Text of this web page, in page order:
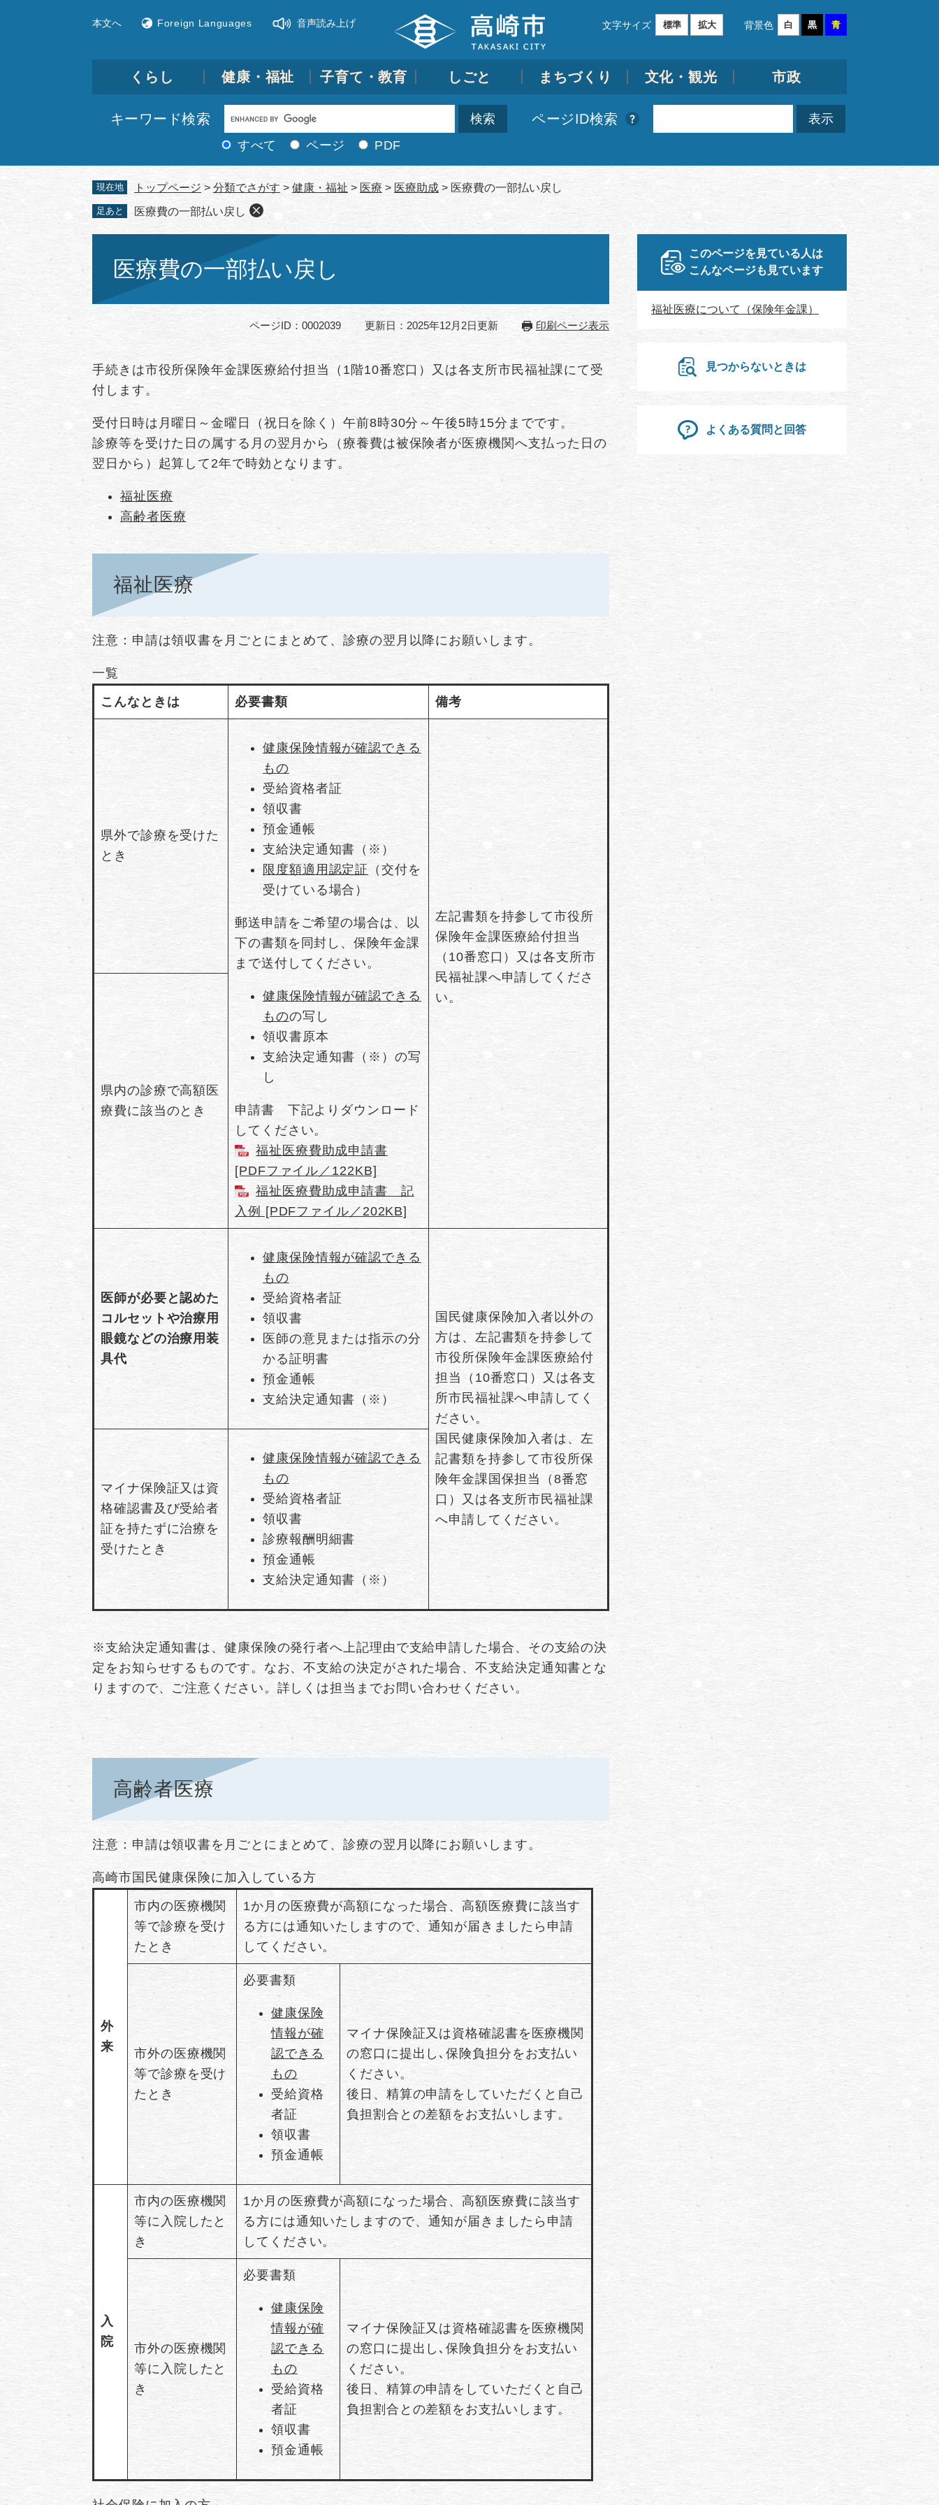
本文へ Foreign Languages 音声読み上げ 文字サイズ 標準 拡大 背景色 白 黒 青
くらし 健康・福祉 子育て・教育 しごと まちづくり 文化・観光 市政
キーワード検索
Google
カ
検
すべて ページ PDF
ページID検索
現在地 トップページ > 分類でさがす > 健康・福祉 > 医療 > 医療助成 > 医療費の一部払い戻し
足あと 医療費の一部払い戻し
医療費の一部払い戻し
ページID：0002039 更新日：2025年12月2日更新 印刷ページ表示
手続きは市役所保険年金課医療給付担当（1階10番窓口）又は各支所市民福祉課にて受
付します。
受付日時は月曜日～金曜日（祝日を除く）午前8時30分～午後5時15分までです。
診療等を受けた日の属する月の翌月から（療養費は被保険者が医療機関へ支払った日の
翌日から）起算して2年で時効となります。
福祉医療
高齢者医療
福祉医療
注意：申請は領収書を月ごとにまとめて、診療の翌月以降にお願いします。
一覧
こんなときは 必要書類 備考
県外で診療を受けた
とき
健康保険情報が確認できる
もの
受給資格者証
領収書
預金通帳
支給決定通知書（※）
限度額適用認定証
（交付を
受けている場合）
郵送申請をご希望の場合は、以
下の書類を同封し、保険年金課
まで送付してください。
健康保険情報が確認できる
ものの写し
領収書原本
支給決定通知書（※）の写
し
申請書 下記よりダウンロード
してください。
福祉医療費助成申請書
[PDFファイル／122KB]
福祉医療費助成申請書 記
入例 [PDFファイル／202KB]
左記書類を持参して市役所
保険年金課医療給付担当
（10番窓口）又は各支所市
民福祉課へ申請してくださ
い。
県内の診療で高額医
療費に該当のとき
医師が必要と認めた
コルセットや治療用
眼鏡などの治療用装
具代
健康保険情報が確認できる
もの
受給資格者証
領収書
医師の意見または指示の分
かる証明書
預金通帳
支給決定通知書（※）
国民健康保険加入者以外の
方は、左記書類を持参して
市役所保険年金課医療給付
担当（10番窓口）又は各支
所市民福祉課へ申請してく
ださい。
国民健康保険加入者は、左
記書類を持参して市役所保
険年金課国保担当（8番窓
口）又は各支所市民福祉課
へ申請してください。
マイナ保険証又は資
格確認書及び受給者
証を持たずに治療を
受けたとき
健康保険情報が確認できる
もの
受給資格者証
領収書
診療報酬明細書
預金通帳
支給決定通知書（※）
※支給決定通知書は、健康保険の発行者へ上記理由で支給申請した場合、その支給の決
定をお知らせするものです。なお、不支給の決定がされた場合、不支給決定通知書とな
りますので、ご注意ください。詳しくは担当までお問い合わせください。
高齢者医療
注意：申請は領収書を月ごとにまとめて、診療の翌月以降にお願いします。
高崎市国民健康保険に加入している方
外
来
市内の医療機関
等で診療を受け
たとき
1か月の医療費が高額になった場合、高額医療費に該当す
る方には通知いたしますので、通知が届きましたら申請
してください。
市外の医療機関
等で診療を受け
たとき
必要書類
健康保険
情報が確
認できる
もの
受給資格
者証
領収書
預金通帳
マイナ保険証又は資格確認書を医療機関
の窓口に提出し､保険負担分をお支払い
ください。
後日、精算の申請をしていただくと自己
負担割合との差額をお支払いします。
入
院
市内の医療機関
等に入院したと
き
1か月の医療費が高額になった場合、高額医療費に該当す
る方には通知いたしますので、通知が届きましたら申請
してください。
市外の医療機関
等に入院したと
き
必要書類
健康保険
情報が確
認できる
もの
受給資格
者証
領収書
預金通帳
マイナ保険証又は資格確認書を医療機関
の窓口に提出し､保険負担分をお支払い
ください。
後日、精算の申請をしていただくと自己
負担割合との差額をお支払いします。
このページを見ている人は
こんなページも見ています
福祉医療について（保険年金課）
見つからないときは
よくある質問と回答